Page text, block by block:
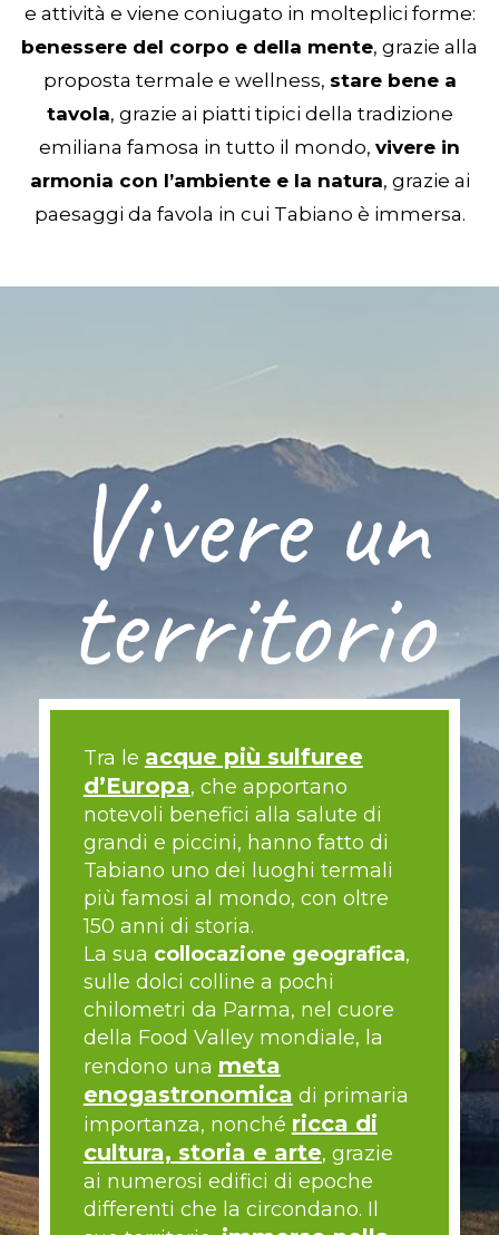
e attività e viene coniugato in molteplici forme:
benessere del corpo e della mente, grazie alla
proposta termale e wellness, stare bene a
tavola, grazie ai piatti tipici della tradizione
emiliana famosa in tutto il mondo, vivere in
armonia con l’ambiente e la natura, grazie ai
paesaggi da favola in cui Tabiano è immersa.
Vivere un
territorio
Tra le acque più sulfuree
d’Europa, che apportano
notevoli benefici alla salute di
grandi e piccini, hanno fatto di
Tabiano uno dei luoghi termali
più famosi al mondo, con oltre
150 anni di storia.
La sua collocazione geografica,
sulle dolci colline a pochi
chilometri da Parma, nel cuore
della Food Valley mondiale, la
rendono una meta
enogastronomica di primaria
importanza, nonché ricca di
cultura, storia e arte, grazie
ai numerosi edifici di epoche
differenti che la circondano. Il